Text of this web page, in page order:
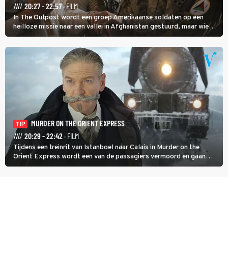
NU 20:27 - 22:57· FILM
In The Outpost wordt een groep Amerikaanse soldaten op een
heilloze missie naar een vallei in Afghanistan gestuurd, maar wie
overleeft daar een aanval?
TIP
MURDER ON THE ORIENT EXPRESS
NU 20:29 - 22:42· FILM
Tijdens een treinrit van Istanboel naar Calais in Murder on the
Orient Express wordt een van de passagiers vermoord en gaan
detective Hercule Poirot en zijn snor uitzoeken wie van de andere